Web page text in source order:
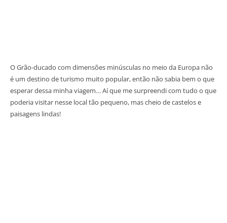
O Grão-ducado com dimensões minúsculas no meio da Europa não
é um destino de turismo muito popular, então não sabia bem o que
esperar dessa minha viagem… Aí que me surpreendi com tudo o que
poderia visitar nesse local tão pequeno, mas cheio de castelos e
paisagens lindas!